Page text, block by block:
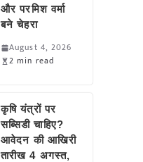
और परमिश वर्मा
बने चेहरा
August 4, 2026
2 min read
कृषि यंत्रों पर
सब्सिडी चाहिए?
आवेदन की आखिरी
तारीख 4 अगस्त,